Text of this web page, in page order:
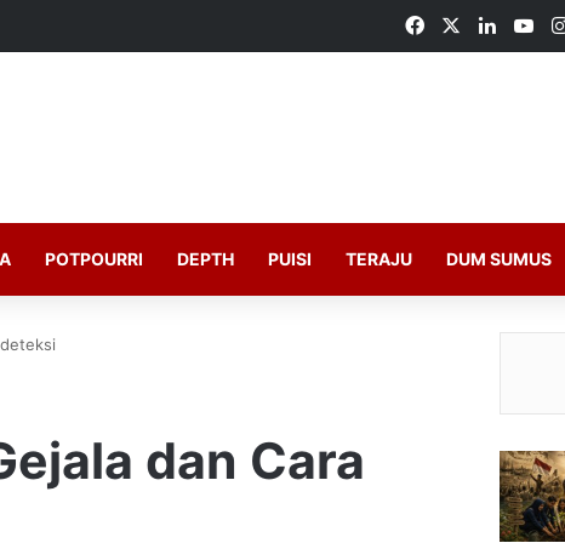
Facebook
POTPOURRI DEPTH PUISI TERAJU DUM SUMUS
dan Cara